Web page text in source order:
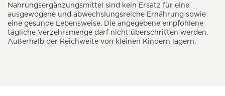
Nahrungsergänzungsmittel sind kein Ersatz für eine
ausgewogene und abwechslungsreiche Ernährung sowie
eine gesunde Lebensweise. Die angegebene empfohlene
tägliche Verzehrsmenge darf nicht überschritten werden.
Außerhalb der Reichweite von kleinen Kindern lagern.